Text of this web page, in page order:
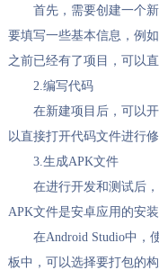
首先，需要创建一个
要填写一些基本信息，例
之前已经有了项目，可以
2.编写代码
在新建项目后，可以
以直接打开代码文件进行修
3.生成APK文件
在进行开发和测试后
APK文件是安卓应用的安
在Android Studio中，
板中，可以选择要打包的